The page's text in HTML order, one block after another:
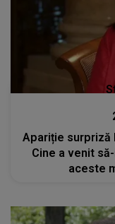
Apariție surpriză
Cine a venit
aceste